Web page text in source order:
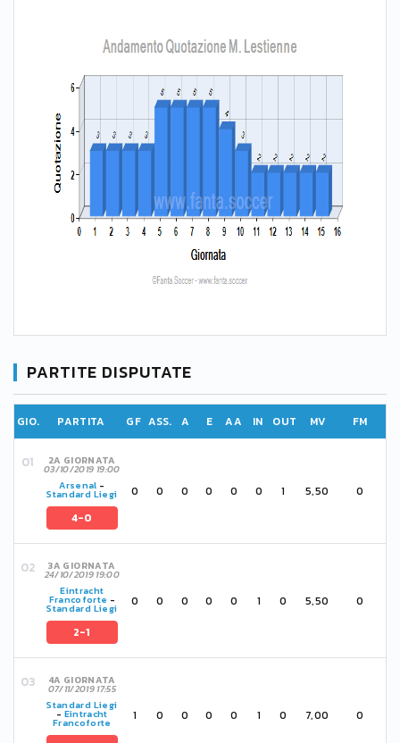
PARTITE DISPUTATE
GIO. PARTITA GF ASS. A E AA IN OUT MV FM
2A GIORNATA
03/10/2019 19:00
Arsenal -
Standard Liegi
4-0
0 0 0 0 0 0 1 5,50 0
3A GIORNATA
24/10/2019 19:00
Eintracht
Francoforte -
Standard Liegi
2-1
0 0 0 0 0 1 0 5,50 0
4A GIORNATA
07/11/2019 17:55
Standard Liegi
- Eintracht
Francoforte 1 0 0 0 0 1 0 7,00 0